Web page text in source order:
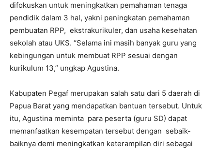
difokuskan untuk meningkatkan pemahaman tenaga
pendidik dalam 3 hal, yakni peningkatan pemahaman
pembuatan RPP, ekstrakurikuler, dan usaha kesehatan
sekolah atau UKS. “Selama ini masih banyak guru yang
kebingungan untuk membuat RPP sesuai dengan
kurikulum 13,” ungkap Agustina.
Kabupaten Pegaf merupakan salah satu dari 5 daerah di
Papua Barat yang mendapatkan bantuan tersebut. Untuk
itu, Agustina meminta para peserta (guru SD) dapat
memanfaatkan kesempatan tersebut dengan sebaik-
baiknya demi meningkatkan keterampilan diri sebagai